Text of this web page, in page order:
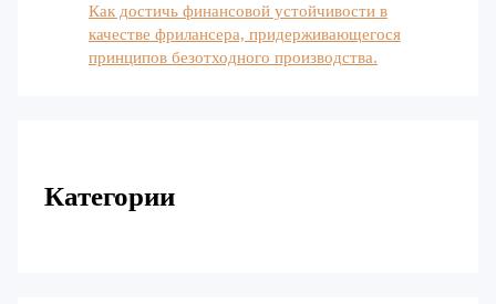
Как достичь финансовой устойчивости в
качестве фрилансера, придерживающегося
принципов безотходного производства.
Категории